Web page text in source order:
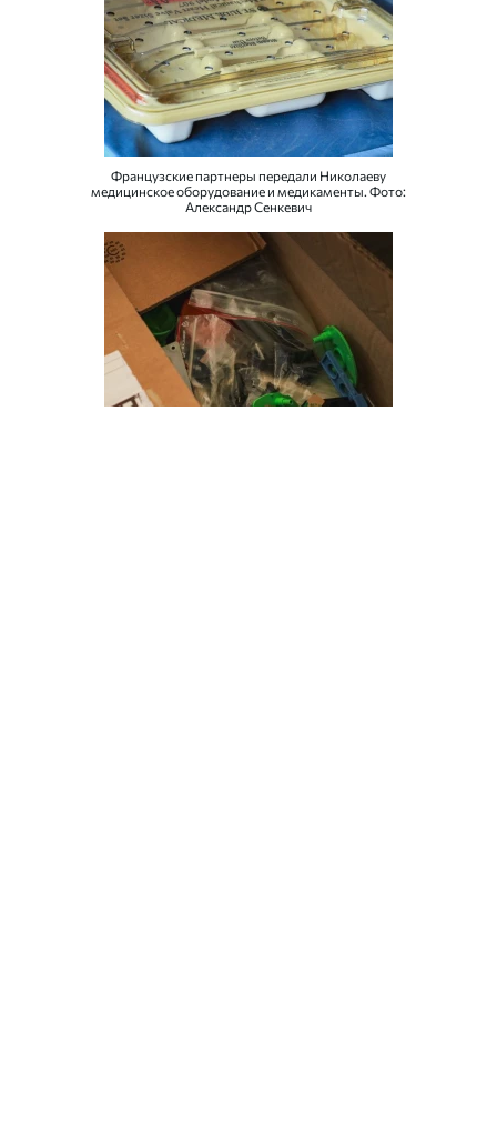
Французские партнеры передали Николаеву
медицинское оборудование и медикаменты. Фото:
Александр Сенкевич